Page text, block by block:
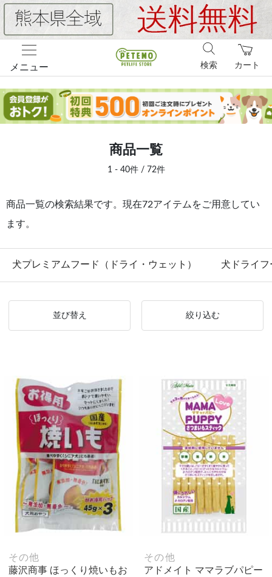
メニュー カート
検索
商品一覧
1 - 40件 / 72件
商品一覧の検索結果です。現在72アイテムをご用意してい
ます。
犬プレミアムフード（ドライ・ウェット） 犬ドライフ
並び替え 絞り込む
その他
藤沢商事 ほっくり焼いもお
その他
アドメイト ママラブパピー